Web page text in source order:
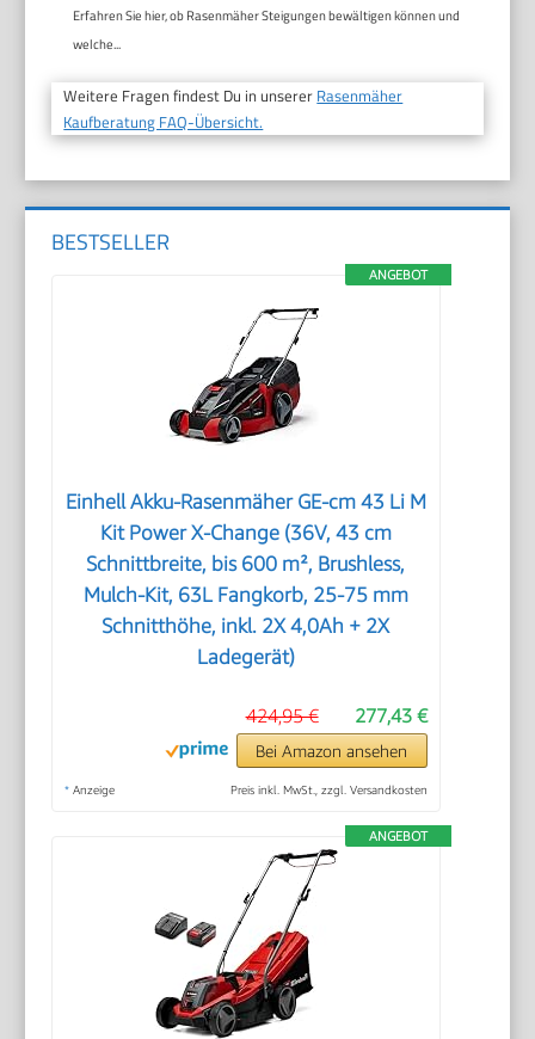
Erfahren Sie hier, ob Rasenmäher Steigungen bewältigen können und
welche...
Weitere Fragen findest Du in unserer Rasenmäher
Kaufberatung FAQ-Übersicht.
BESTSELLER
ANGEBOT
Einhell Akku-Rasenmäher GE-cm 43 Li M
Kit Power X-Change (36V, 43 cm
Schnittbreite, bis 600 m², Brushless,
Mulch-Kit, 63L Fangkorb, 25-75 mm
Schnitthöhe, inkl. 2X 4,0Ah + 2X
Ladegerät)
277,43 €
424,95 €
Bei Amazon ansehen
* Anzeige Preis inkl. MwSt., zzgl. Versandkosten
ANGEBOT